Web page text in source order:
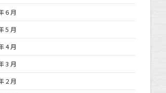
6 月
5 月
4 月
3 月
2 月